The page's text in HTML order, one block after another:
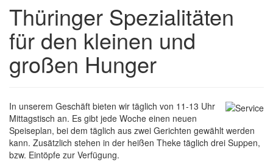
Thüringer Spezialitäten
für den kleinen und
großen Hunger
In unserem Geschäft bieten wir täglich von 11-13 Uhr
Mittagstisch an. Es gibt jede Woche einen neuen
Speiseplan, bei dem täglich aus zwei Gerichten gewählt werden
kann. Zusätzlich stehen in der heißen Theke täglich drei Suppen,
bzw. Eintöpfe zur Verfügung.